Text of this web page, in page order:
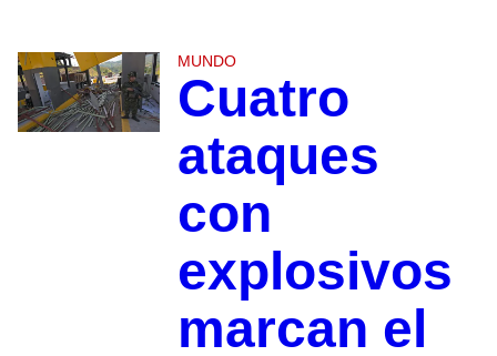
MUNDO
Cuatro
ataques
con
explosivos
marcan el